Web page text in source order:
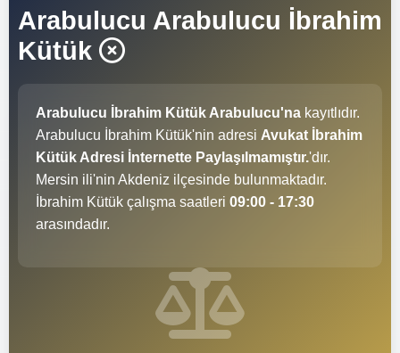
Arabulucu Arabulucu İbrahim
Kütük
Arabulucu İbrahim Kütük Arabulucu'na kayıtlıdır.
Arabulucu İbrahim Kütük'nin adresi Avukat İbrahim
Kütük Adresi İnternette Paylaşılmamıştır.'dır.
Mersin ili'nin Akdeniz ilçesinde bulunmaktadır.
İbrahim Kütük çalışma saatleri 09:00 - 17:30
arasındadır.